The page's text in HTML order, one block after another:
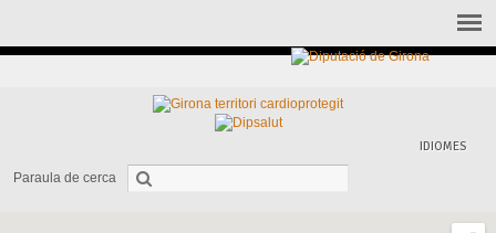
IDIOMES
Paraula de cerca